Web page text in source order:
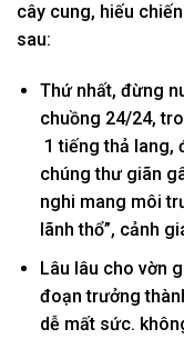
cây cung, hiếu chiến
sau:
Thứ nhất, đừng
chuồng 24/24,
1 tiếng thả lang,
chúng thư giãn
nghi mang môi
lãnh thổ”, cảnh
Lâu lâu cho vờn
đoạn trưởng
dễ mất sức.